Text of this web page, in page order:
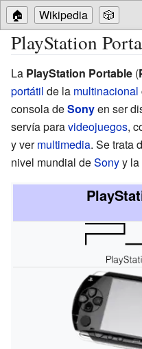
🏠 Wikipedia 🎲
PlayStation
La PlayStation Portable (
portátil de la multinacional
consola deSonyen ser
servía paravideojuegos,
y vermultimedia. Se trata
nivel mundial deSonyy